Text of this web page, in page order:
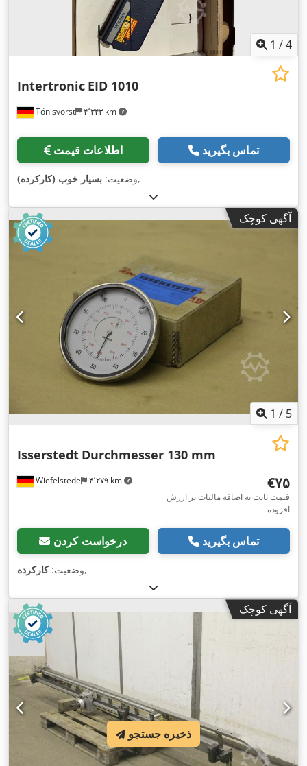
1 /4
Tönisvorst ۴٬۳۴۳ km
Intertronic EID 1010
اطلاعات قیمت تماس بگیرید
وضعیت: بسیار خوب (کارکرده) ,
آگهی کوچک
1 / 5
Wiefelstede ۴٬۲۷۹ km
Isserstedt Durchmesser 130 mm
‎€۷۵
قیمت ثابت به اضافه مالیات بر ارزش
افزوده
درخواست کردن تماس بگیرید
وضعیت:کارکرده ,
آگهی کوچک
ذخیره جستجو